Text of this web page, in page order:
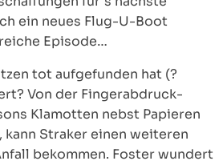
ein neues Flug-U-Boot
Episode…
tot aufgefunden hat (?
Von der Fingerabdruck-
Klamotten nebst Papieren
kann Straker einen weiteren
bekommen. Foster wundert